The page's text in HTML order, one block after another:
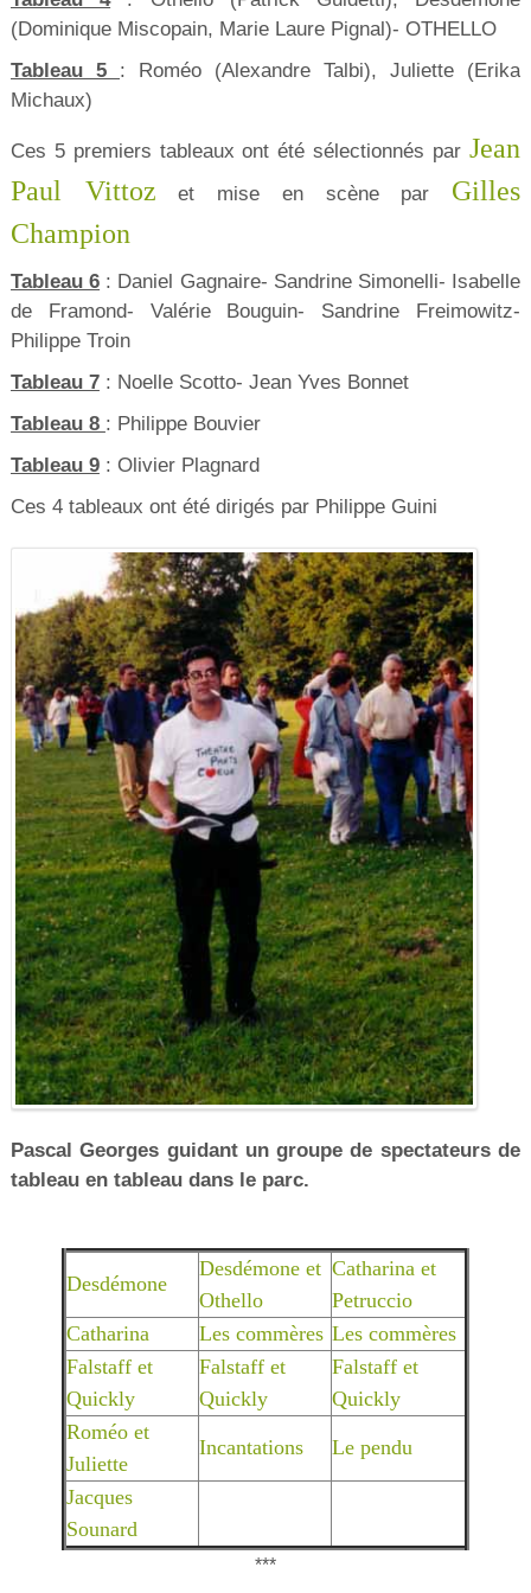
(Dominique Miscopain, Marie Laure Pignal)- OTHELLO
Tableau 5 : Roméo (Alexandre Talbi), Juliette (Erika
Michaux)
Ces 5 premiers tableaux ont été sélectionnés parJean
Paul Vittoz et mise en scène par Gilles
Champion
Tableau 6 : Daniel Gagnaire- Sandrine Simonelli- Isabelle
de Framond- Valérie Bouguin- Sandrine Freimowitz-
Philippe Troin
Tableau 7: Noelle Scotto- Jean Yves Bonnet
Tableau 8 : Philippe Bouvier
Tableau 9: Olivier Plagnard
Ces 4 tableaux ont été dirigés par Philippe Guini
Pascal Georges guidant un groupe de spectateurs de
tableau en tableau dans le parc.
Desdémone
Desdémone et
Othello
Catharina et
Petruccio
Catharina
Les commères Les commères
Falstaff et
Quickly
Falstaff et
Quickly
Falstaff et
Quickly
Roméo et
Juliette
Incantations Le pendu
Jacques
Sounard
***